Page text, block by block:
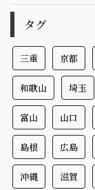
タグ
三重 京都
和歌山 埼玉
富山 山口
島根 広島
沖縄 滋賀